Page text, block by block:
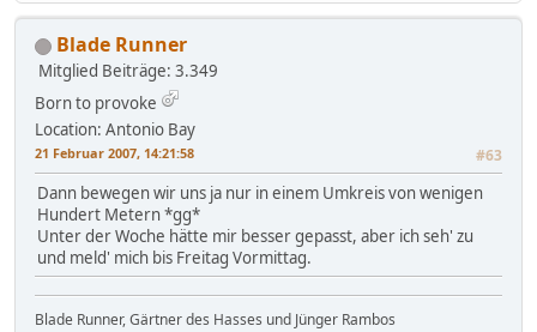
Blade Runner
Mitglied Beiträge: 3.349
Born to provoke
Location: Antonio Bay
21 Februar 2007, 14:21:58 #63
Dann bewegen wir uns ja nur in einem Umkreis von wenigen
Hundert Metern *gg*
Unter der Woche hätte mir besser gepasst, aber ich seh' zu
und meld' mich bis Freitag Vormittag.
Blade Runner, Gärtner des Hasses und Jünger Rambos